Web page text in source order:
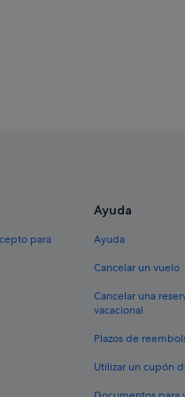
para
Ayuda
Ayuda
Cancelar un vuelo
Cancelar una
vacacional
Plazos de
Utilizar un cupón